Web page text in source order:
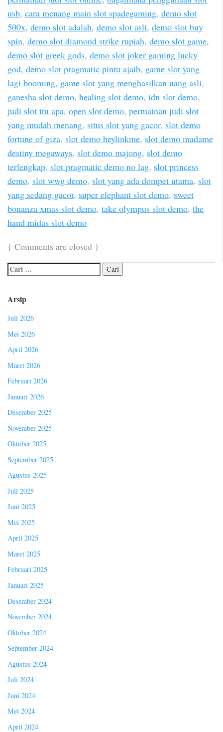
usb, cara menang main slot spadegaming, demo slot
500x, demo slot adalah, demo slot asli, demo slot buy
spin, demo slot diamond strike rupiah, demo slot game,
demo slot greek gods, demo slot joker gaming lucky
god, demo slot pragmatic pintu ajaib, game slot yang
lagi booming, game slot yang menghasilkan uang asli,
ganesha slot demo, healing slot demo, idn slot demo,
judi slot itu apa, open slot demo, permainan judi slot
yang mudah menang, situs slot yang gacor, slot demo
fortune of giza, slot demo heylinkme, slot demo madame
destiny megaways, slot demo majong, slot demo
terlengkap, slot pragmatic demo no lag, slot princess
demo, slot wwg demo, slot yang ada dompet utama, slot
yang sedang gacor, super elephant slot demo, sweet
bonanza xmas slot demo, take olympus slot demo, the
hand midas slot demo
{ Comments are closed }
Arsip
Juli 2026
Mei 2026
April 2026
Maret 2026
Februari 2026
Januari 2026
Desember 2025
November 2025
Oktober 2025
September 2025
Agustus 2025
Juli 2025
Juni 2025
Mei 2025
April 2025
Maret 2025
Februari 2025
Januari 2025
Desember 2024
November 2024
Oktober 2024
September 2024
Agustus 2024
Juli 2024
Juni 2024
Mei 2024
April 2024